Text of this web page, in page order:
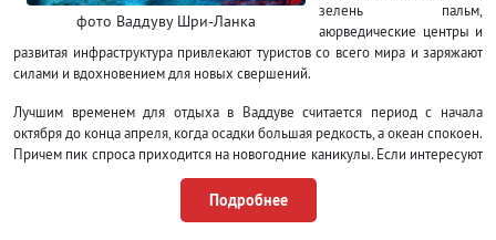
фото Ваддуву Шри-Ланка
зелень пальм,
аюрведические центры и
развитая инфраструктура привлекают туристов со всего мира и заряжают
силами и вдохновением для новых свершений.
Лучшим временем для отдыха в Ваддуве считается период с начала
октября до конца апреля, когда осадки большая редкость, а океан спокоен.
Причем пик спроса приходится на новогодние каникулы. Если интересуют
эти даты, то путевки с перелетом нужно бронировать заранее.
Подробнее